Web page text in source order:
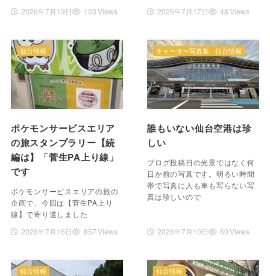
2026年7月19日
103 Views 2026年7月17日 48 Views
ポケモンサービスエリア
の旅スタンプラリー【続
編は】「菅生PA上り線」
です
ポケモンサービスエリアの旅の
企画で、今回は【菅生PA上り
線】で寄り道しました
2026年7月16日
仙台情報
857 Views
誰もいない仙台空港は珍
しい
ブログ投稿日の光景ではなく何
日か前の写真です。明るい時間
帯で写真に人も車も写らない写
真は珍しいので
2026年7月10日
チャーター写真集 仙台情報
60 Views
仙台情報 仙台情報